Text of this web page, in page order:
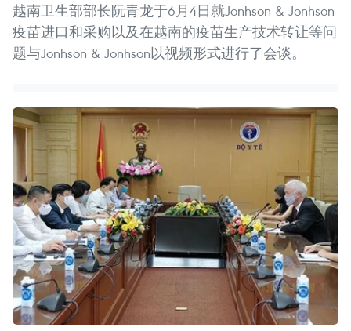
越南卫生部部长阮青龙于6月4日就Jonhson & Jonhson
疫苗进口和采购以及在越南的疫苗生产技术转让等问
题与Jonhson & Jonhson以视频形式进行了会谈。